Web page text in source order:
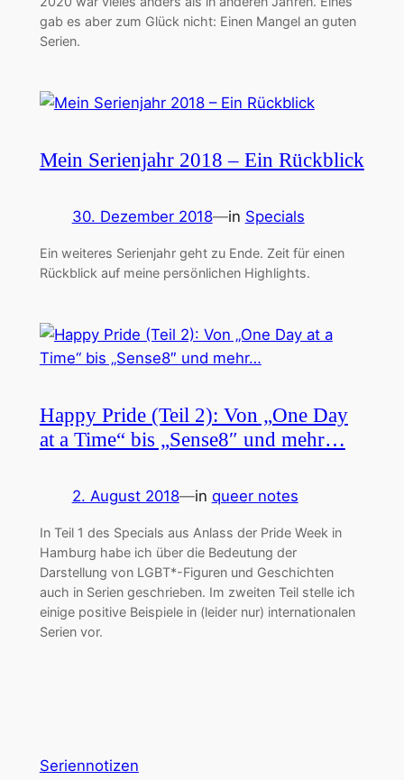
gab es aber zum Glück nicht: Einen Mangel an guten
Serien.
Mein Serienjahr 2018 – Ein Rückblick
30. Dezember 2018—in Specials
Ein weiteres Serienjahr geht zu Ende. Zeit für einen
Rückblick auf meine persönlichen Highlights.
Happy Pride (Teil 2): Von „One Day
at a Time“ bis „Sense8″ und mehr…
2. August 2018—in queer notes
In Teil 1 des Specials aus Anlass der Pride Week in
Hamburg habe ich über die Bedeutung der
Darstellung von LGBT*-Figuren und Geschichten
auch in Serien geschrieben. Im zweiten Teil stelle ich
einige positive Beispiele in (leider nur) internationalen
Serien vor.
Seriennotizen